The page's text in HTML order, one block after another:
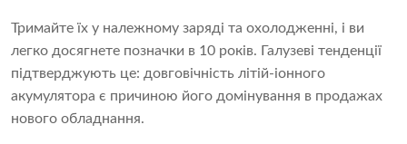
Тримайте їх у належному заряді та охолодженні, і ви
легко досягнете позначки в 10 років. Галузеві тенденції
підтверджують це: довговічність літій-іонного
акумулятора є причиною його домінування в продажах
нового обладнання.